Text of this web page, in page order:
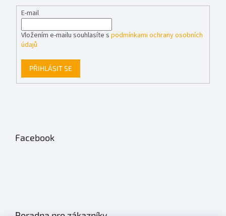
E-mail
Vložením e-mailu souhlasíte s podmínkami ochrany osobních
údajů
PŘIHLÁSIT SE
Facebook